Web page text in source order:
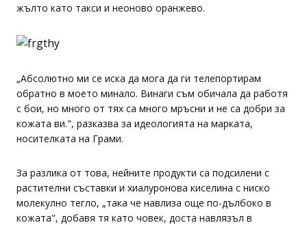
жълто като такси и неоново оранжево.
„Абсолютно ми се иска да мога да ги телепортирам
обратно в моето минало. Винаги съм обичала да работя
с бои, но много от тях са много мръсни и не са добри за
кожата ви.", разказва за идеологията на марката,
носителката на Грами.
За разлика от това, нейните продукти са подсилени с
растителни съставки и хиалуронова киселина с ниско
молекулно тегло, „така че навлиза още по-дълбоко в
кожата", добавя тя като човек, доста навлязъл в